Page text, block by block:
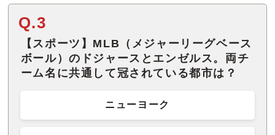
Q.3
【スポーツ】MLB（メジャーリーグベース
ボール）のドジャースとエンゼルス。両チ
ーム名に共通して冠されている都市は？
ニューヨーク